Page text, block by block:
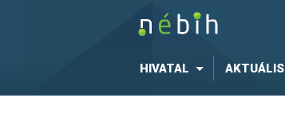
HIVATAL AKTUÁLIS